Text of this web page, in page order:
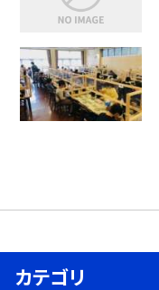
カテゴリ